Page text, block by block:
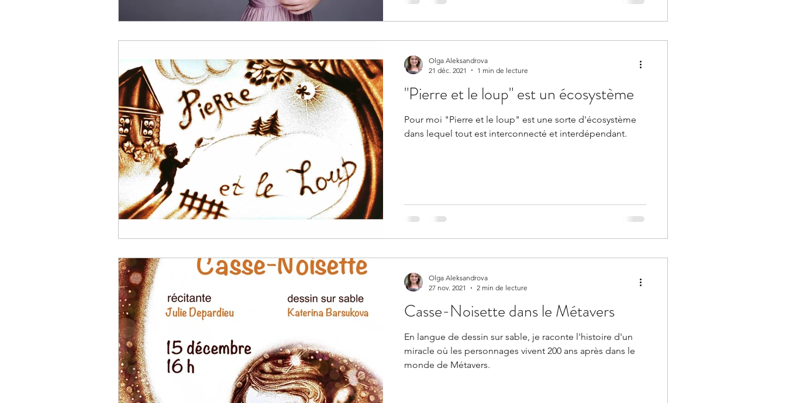
"Pierre et le loup" est un écosystème
Pour moi "Pierre et le loup" est une sorte d'écosystème
dans lequel tout est interconnecté et interdépendant.
Olga Aleksandrova
21 déc. 2021
1 min de lecture
Casse-Noisette dans le Métavers
En langue de dessin sur sable, je raconte l'histoire d'un
miracle où les personnages vivent 200 ans après dans le
monde de Métavers.
Olga Aleksandrova
27 nov. 2021
2 min de lecture